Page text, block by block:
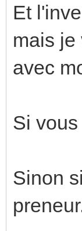
Et
mais je
avec
Si
Sinon